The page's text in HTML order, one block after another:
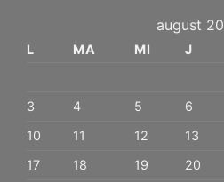
august
L MA MI J
3
4 5 6
10
11 12 13
17
18 19 20